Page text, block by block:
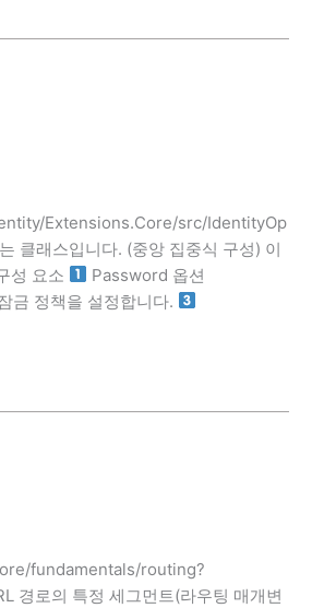
Extensions.Core/src/IdentityOp
클래스입니다. (중앙 집중식 구성) 이
성 요소
Password 옵션
금 정책을 설정합니다.
fundamentals/routing?
경로의 특정 세그먼트(라우팅 매개변